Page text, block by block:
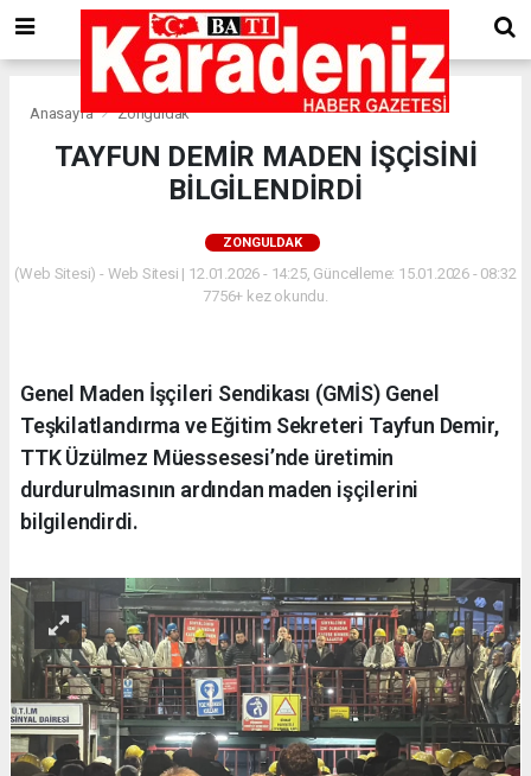
Anasayfa Zonguldak
TAYFUN DEMİR MADEN İŞÇİSİNİ
BİLGİLENDİRDİ
ZONGULDAK
(Web Sitesi) - Web Sitesi | 12.01.2026 - 14:25, Güncelleme: 15.01.2026 - 08:32
7756+ kez okundu.
Genel Maden İşçileri Sendikası (GMİS) Genel
Teşkilatlandırma ve Eğitim Sekreteri Tayfun Demir,
TTK Üzülmez Müessesesi’nde üretimin
durdurulmasının ardından maden işçilerini
bilgilendirdi.